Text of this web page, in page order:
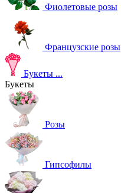
Фиолетовые розы
Французские розы
Букеты ...
Букеты
Розы
Гипсофилы